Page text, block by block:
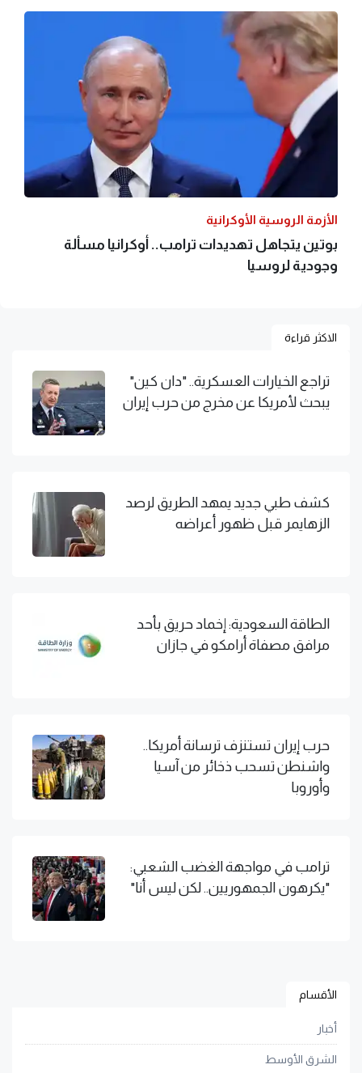
الأزمة الروسية الأوكرانية
بوتين يتجاهل تهديدات ترامب.. أوكرانيا مسألة
وجودية لروسيا
الاكثر قراءة
تراجع الخيارات العسكرية.. "دان كين"
يبحث لأمريكا عن مخرج من حرب إيران
كشف طبي جديد يمهد الطريق لرصد
الزهايمر قبل ظهور أعراضه
الطاقة السعودية: إخماد حريق بأحد
مرافق مصفاة أرامكو في جازان
حرب إيران تستنزف ترسانة أمريكا..
واشنطن تسحب ذخائر من آسيا
وأوروبا
ترامب في مواجهة الغضب الشعبي:
"يكرهون الجمهوريين.. لكن ليس أنا"
الأقسام
أخبار
الشرق الأوسط